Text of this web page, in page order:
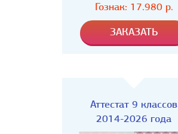
Гознак: 17.980р.
Аттестат 9 классов
2014-2026 года